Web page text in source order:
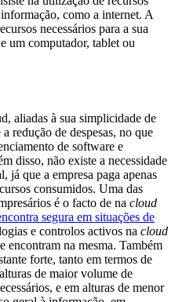
como a internet. A
necessários para a sua
um computador, tablet ou
aliadas à sua simplicidade de
redução de despesas, no que
de software e
disso, não existe a necessidade
já que a empresa paga apenas
consumidos. Uma das
é o facto de na cloud
segura em situações de
e controlos activos na cloud
encontram na mesma. Também
forte, tanto em termos de
de maior volume de
e em alturas de menor